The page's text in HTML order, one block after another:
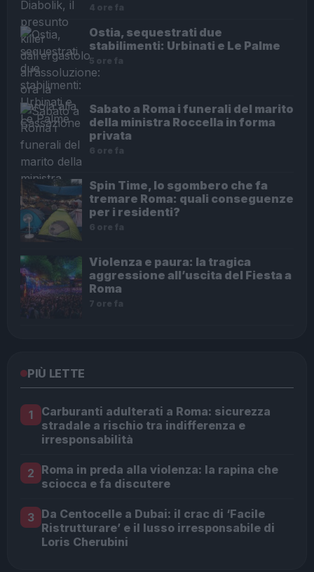
4 ore fa
Ostia, sequestrati due
stabilimenti: Urbinati e Le Palme
5 ore fa
Sabato a Roma i funerali del marito
della ministra Roccella in forma
privata
6 ore fa
Spin Time, lo sgombero che fa
tremare Roma: quali conseguenze
per i residenti?
6 ore fa
Violenza e paura: la tragica
aggressione all’uscita del Fiesta a
Roma
7 ore fa
PIÙ LETTE
1
Carburanti adulterati a Roma: sicurezza
stradale a rischio tra indifferenza e
irresponsabilità
2 Roma in preda alla violenza: la rapina che
sciocca e fa discutere
3 Da Centocelle a Dubai: il crac di ‘Facile
Ristrutturare’ e il lusso irresponsabile di
Loris Cherubini